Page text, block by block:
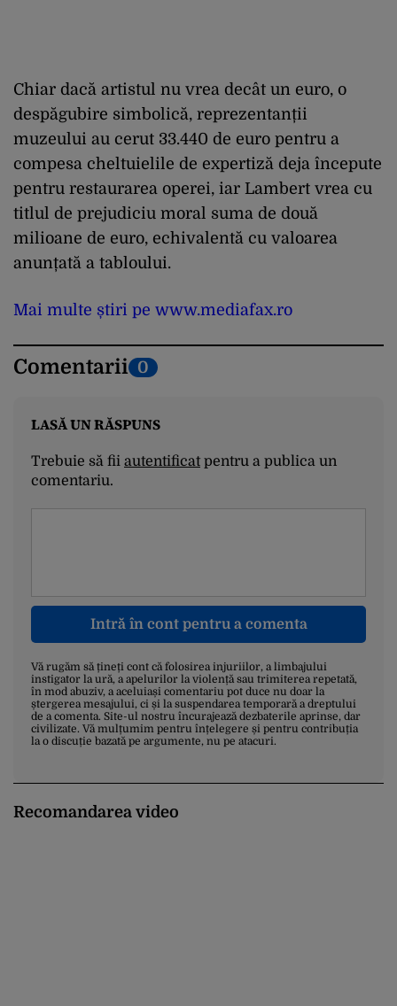
Chiar dacă artistul nu vrea decât un euro, o
despăgubire simbolică, reprezentanții
muzeului au cerut 33.440 de euro pentru a
compesa cheltuielile de expertiză deja începute
pentru restaurarea operei, iar Lambert vrea cu
titlul de prejudiciu moral suma de două
milioane de euro, echivalentă cu valoarea
anunțată a tabloului.
Mai multe știri pe www.mediafax.ro
Comentarii 0
LASĂ UN RĂSPUNS
Trebuie să fii autentificatpentru a publica un
comentariu.
Intră în cont pentru a comenta
Vă rugăm să țineți cont că folosirea injuriilor, a limbajului
instigator la ură, a apelurilor la violență sau trimiterea repetată,
în mod abuziv, a aceluiași comentariu pot duce nu doar la
ștergerea mesajului, ci și la suspendarea temporară a dreptului
de a comenta. Site-ul nostru încurajează dezbaterile aprinse, dar
civilizate. Vă mulțumim pentru înțelegere și pentru contribuția
la o discuție bazată pe argumente, nu pe atacuri.
Recomandarea video